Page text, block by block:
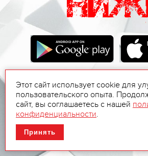
Этот сайт использует cookie для
пользовательского опыта.
сайт, вы соглашаетесь с нашей
конфиденциальности.
Принять